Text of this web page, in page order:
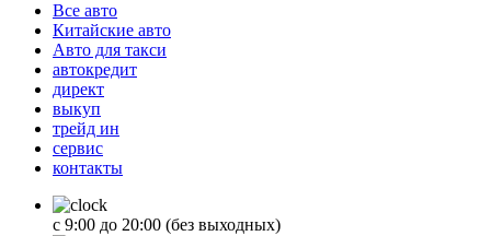
Все авто
Китайские авто
Авто для такси
автокредит
директ
выкуп
трейд ин
сервис
контакты
с 9:00 до 20:00 (без выходных)